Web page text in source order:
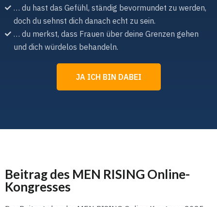
… du hast das Gefühl, ständig bevormundet zu werden,
doch du sehnst dich danach echt zu sein.
… du merkst, dass Frauen über deine Grenzen gehen
und dich würdelos behandeln.
JA ICH BIN DABEI
Beitrag des MEN RISING Online-
Kongresses